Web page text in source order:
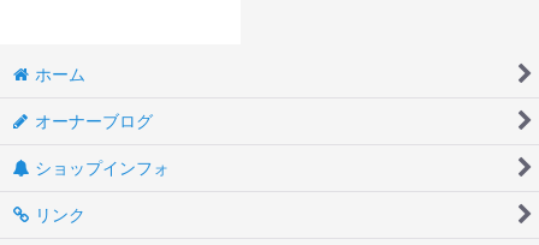
ホーム
オーナーブログ
ショップインフォ
リンク